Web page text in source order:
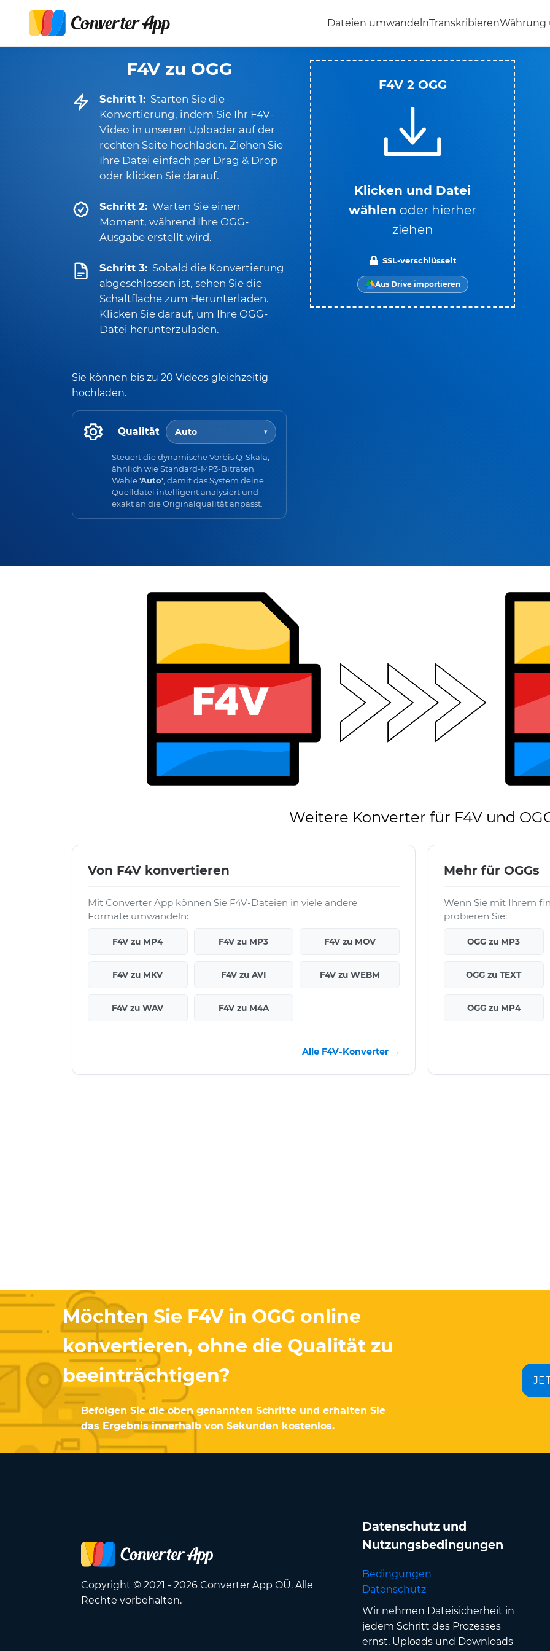
Dateien umwandelnTranskribierenWährung
F4V zu OGG
Schritt 1: Starten Sie die
Konvertierung, indem Sie Ihr F4V-
Video in unseren Uploader auf der
rechten Seite hochladen. Ziehen Sie
Ihre Datei einfach per Drag & Drop
oder klicken Sie darauf.
Schritt 2: Warten Sie einen
Moment, während Ihre OGG-
Ausgabe erstellt wird.
Schritt 3: Sobald die Konvertierung
abgeschlossen ist, sehen Sie die
Schaltfläche zum Herunterladen.
Klicken Sie darauf, um Ihre OGG-
Datei herunterzuladen.
Sie können bis zu 20 Videos gleichzeitig
hochladen.
Qualität Auto ▾
Steuert die dynamische Vorbis Q-Skala,
ähnlich wie Standard-MP3-Bitraten.
Wähle'Auto' , damit das System deine
Quelldatei intelligent analysiert und
exakt an die Originalqualität anpasst.
F4V 2 OGG
Klicken und Datei
wählen oder hierher
ziehen
SSL-verschlüsselt
Aus Drive importieren
Weitere Konverter für F4V und
Von F4V konvertieren
Mit Converter App können Sie F4V-Dateien in viele andere
Formate umwandeln:
F4V zu MP4 F4V zu MP3 F4V zu MOV
F4V zu MKV F4V zu AVI F4V zu WEBM
F4V zu WAV F4V zu M4A
Alle F4V-Konverter →
Mehr für OGGs
Wenn Sie mit Ihrem
probieren Sie:
OGG zu MP3
OGG zu TEXT
OGG zu MP4
Möchten Sie F4V in OGG online
konvertieren, ohne die Qualität zu
beeinträchtigen?
Befolgen Sie die oben genannten Schritte und erhalten Sie
das Ergebnis innerhalb von Sekunden kostenlos.
Copyright © 2021 - 2026 Converter App OÜ. Alle
Rechte vorbehalten.
Datenschutz und
Nutzungsbedingungen
Bedingungen
Datenschutz
Wir nehmen Dateisicherheit in
jedem Schritt des Prozesses
ernst. Uploads und Downloads